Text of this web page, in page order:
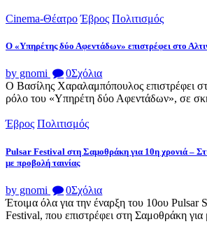
Cinema-Θέατρο Έβρος Πολιτισμός
Ο «Υπηρέτης δύο Αφεντάδων» επιστρέφει στο
by gnomi 0Σχόλια
Ο Βασίλης Χαραλαμπόπουλος επιστρέφει
ρόλο του «Υπηρέτη δύο Αφεντάδων», σε
Έβρος Πολιτισμός
Pulsar Festival στη Σαμοθράκη για 10η χρονιά –
με προβολή ταινίας
by gnomi 0Σχόλια
Έτοιμα όλα για την έναρξη του 10ου Pulsar
Festival, που επιστρέφει στη Σαμοθράκη για